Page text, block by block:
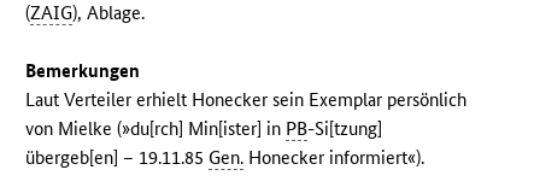
(ZAIG), Ablage.
Bemerkungen
Laut Verteiler erhielt Honecker sein Exemplar persönlich
von Mielke (»du[rch] Min[ister] in PB-Si[tzung]
übergeb[en] – 19.11.85 Gen. Honecker informiert«).